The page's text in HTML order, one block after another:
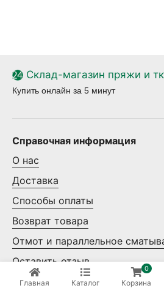
Склад-магазин пряжи и
Купить онлайн за 5 минут
Справочная информация
О нас
Доставка
Способы оплаты
Возврат товара
Отмот и параллельное
Оставить отзыв
Контакты
Главная Каталог Корзина
0